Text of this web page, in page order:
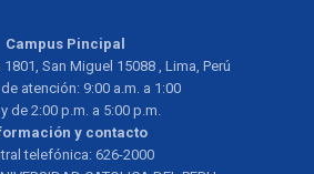
Campus Pincipal
San Miguel 15088 , Lima, Perú
atención: 9:00 a.m. a 1:00
de 2:00 p.m. a 5:00 p.m.
y contacto
telefónica: 626-2000